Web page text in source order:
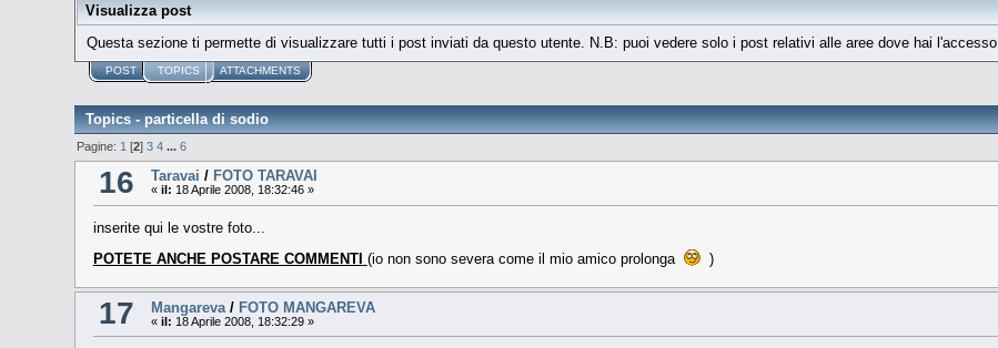
Visualizza post
Questa sezione ti permette di visualizzare tutti i post inviati da questo utente. N.B: puoi vedere solo i post relativi alle aree dove hai l'accesso.
POST TOPICS ATTACHMENTS
Topics - particella di sodio
Pagine: 1 [2]3 4 ...6
16 Taravai / FOTO TARAVAI
« il: 18 Aprile 2008, 18:32:46 »
inserite qui le vostre foto...
POTETE ANCHE POSTARE COMMENTI (io non sono severa come il mio amico prolonga )
17 Mangareva/ FOTO MANGAREVA
« il: 18 Aprile 2008, 18:32:29 »